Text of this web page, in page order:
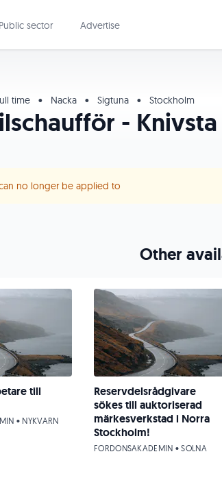
Public sector Advertise
time • Nacka • Sigtuna • Stockholm
- Knivsta
no longer be applied to
Other
till
• NYKVARN
Reservdelsrådgivare
sökes till auktoriserad
märkesverkstad i Norra
Stockholm!
FORDONSAKADEMIN • SOLNA